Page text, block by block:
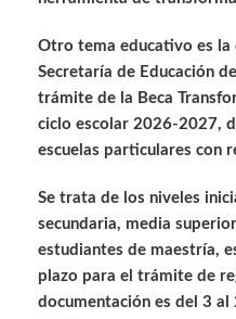
Otro tema educativo es
Secretaría de Educación
trámite de la Beca
ciclo escolar 2026-2027,
escuelas particulares con
Se trata de los niveles
secundaria, media
estudiantes de maestría,
plazo para el trámite de
documentación es del 3